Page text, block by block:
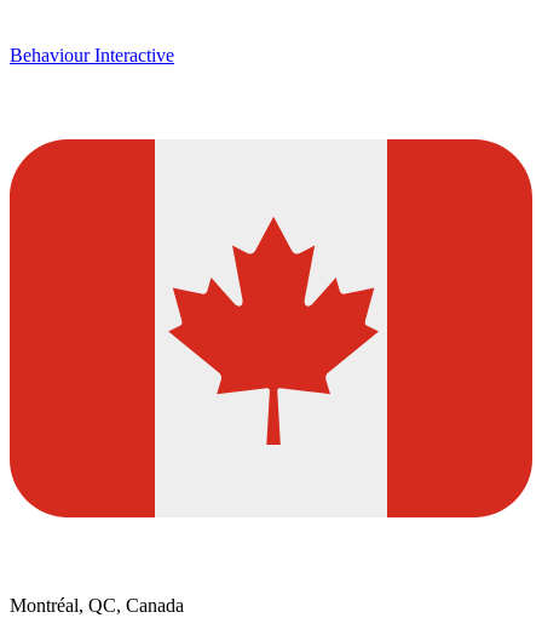
Behaviour Interactive
Montréal, QC, Canada